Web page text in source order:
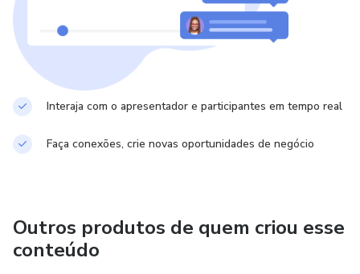
Interaja com o apresentador e participantes em tempo real
Faça conexões, crie novas oportunidades de negócio
Outros produtos de quem criou esse
conteúdo